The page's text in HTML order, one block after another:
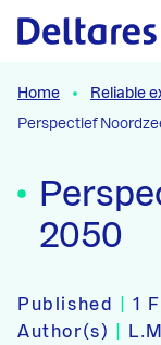
Naar
Home Reliable
Perspectief
2050
Published |1
Author(s)